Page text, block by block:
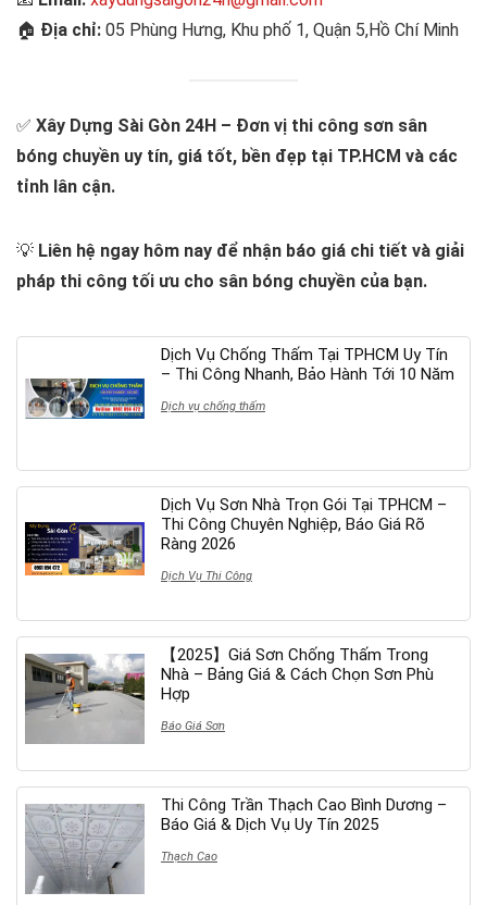
🏠 Địa chỉ: 05 Phùng Hưng, Khu phố 1, Quận 5,Hồ Chí Minh
✅ Xây Dựng Sài Gòn 24H – Đơn vị thi công sơn sân
bóng chuyền uy tín, giá tốt, bền đẹp tại TP.HCM và các
tỉnh lân cận.
💡 Liên hệ ngay hôm nay để nhận báo giá chi tiết và giải
pháp thi công tối ưu cho sân bóng chuyền của bạn.
Dịch Vụ Chống Thấm Tại TPHCM Uy Tín
– Thi Công Nhanh, Bảo Hành Tới 10 Năm
Dịch vụ chống thấm
Dịch Vụ Sơn Nhà Trọn Gói Tại TPHCM –
Thi Công Chuyên Nghiệp, Báo Giá Rõ
Ràng 2026
Dịch Vụ Thi Công
【2025】Giá Sơn Chống Thấm Trong
Nhà – Bảng Giá & Cách Chọn Sơn Phù
Hợp
Báo Giá Sơn
Thi Công Trần Thạch Cao Bình Dương –
Báo Giá & Dịch Vụ Uy Tín 2025
Thạch Cao